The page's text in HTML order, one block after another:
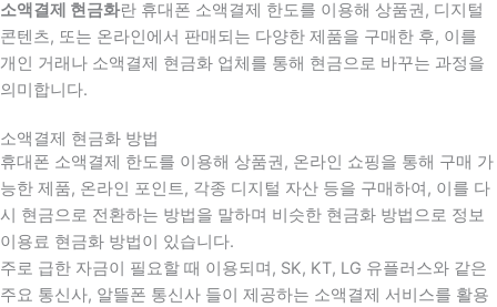
소액결제 현금화란 휴대폰 소액결제 한도를 이용해 상품권, 디지털
콘텐츠, 또는 온라인에서 판매되는 다양한 제품을 구매한 후, 이를
개인 거래나 소액결제 현금화 업체를 통해 현금으로 바꾸는 과정을
의미합니다.
소액결제 현금화 방법
휴대폰 소액결제 한도를 이용해 상품권, 온라인 쇼핑을 통해 구매 가
능한 제품, 온라인 포인트, 각종 디지털 자산 등을 구매하여, 이를 다
시 현금으로 전환하는 방법을 말하며 비슷한 현금화 방법으로 정보
이용료 현금화 방법이 있습니다.
주로 급한 자금이 필요할 때 이용되며, SK, KT, LG 유플러스와 같은
주요 통신사, 알뜰폰 통신사 들이 제공하는 소액결제 서비스를 활용